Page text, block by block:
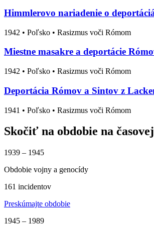
Himmlerovo nariadenie o
1942 • Poľsko • Rasizmus voči Rómom
Miestne masakre a deportácie
1942 • Poľsko • Rasizmus voči Rómom
Deportácia Rómov a Sintov z
1941 • Poľsko • Rasizmus voči Rómom
Skočiť na obdobie na
1939 – 1945
Obdobie vojny a genocídy
161 incidentov
Preskúmajte obdobie
1945 – 1989